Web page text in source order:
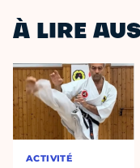
À LIRE
ACTIVITÉ